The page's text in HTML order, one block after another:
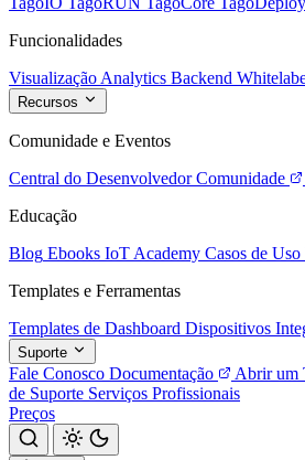
Funcionalidades
Visualização Analytics Backend
Recursos
Comunidade e Eventos
Central do Desenvolvedor Comunidade
Educação
Blog Ebooks IoT Academy Casos de Uso
Templates e Ferramentas
Templates de Dashboard Dispositivos
Suporte
Fale Conosco Documentação Abrir um
de Suporte Serviços Profissionais
Preços